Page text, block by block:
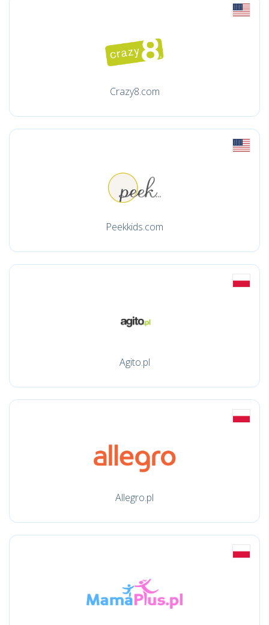
Crazy8.com
Peekkids.com
Agito.pl
Allegro.pl